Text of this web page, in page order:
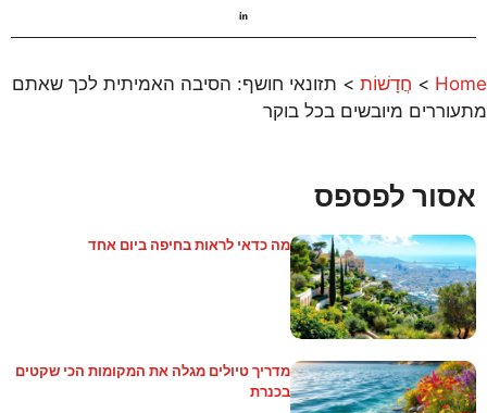
Home
> חֲדָשׁוֹת > תזונאי חושף: הסיבה האמיתית לכך שאתם
מתעוררים מיובשים בכל בוקר
אסור לפספס
מה כדאי לראות בחיפה ביום אחד
מדריך טיולים מגלה את המקומות הכי שקטים
בכנרת